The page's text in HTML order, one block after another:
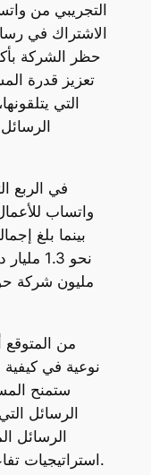
التجريبي من
الاشتراك في
حظر الشركة
تعزيز قدرة
التي
من المتوقع
نوعية في
ستمنح
الرسائل
الرسائل
استراتيجيات تفاعل أكثر فاعلية وموجهة مع عملائها.